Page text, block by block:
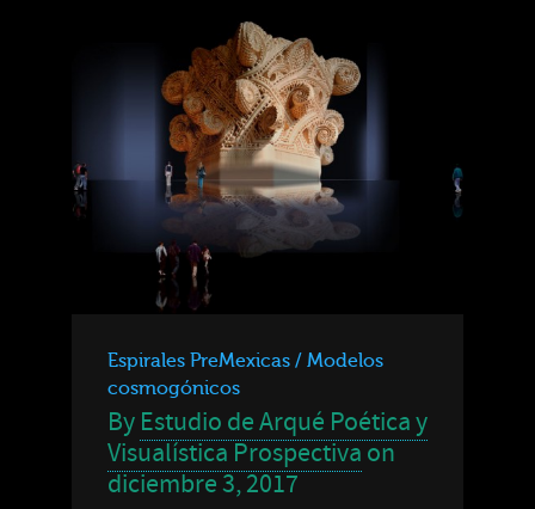
Espirales PreMexicas / Modelos
cosmogónicos
By Estudio de Arqué Poética y
Visualística Prospectiva on
diciembre 3, 2017